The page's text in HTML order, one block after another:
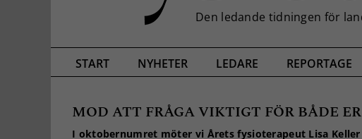
START NYHETER LEDARE REPORTAGE
MOD ATT FRÅGA VIKTIGT FÖR BÅDE
I oktobernumret möter vi Årets fysioterapeut Lisa